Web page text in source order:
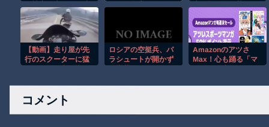
る。
【動画】走り屋が先
行のスクーターに猛
ロシアの空挺兵、パ
ラシュートが開かず
Amazonのアツさ
Max！心も踊る「マ
襲来！
コメント